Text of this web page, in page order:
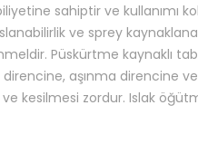
sahiptir ve kullanımı
ve sprey
Püskürtme kaynaklı
aşınma direncine ve
kesilmesi zordur. Islak